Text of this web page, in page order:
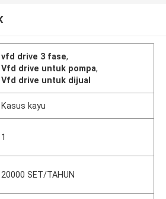
vfd drive 3 fase,
Vfd drive untuk pompa,
Vfd drive untuk dijual
Kasus kayu
1
20000 SET/TAHUN